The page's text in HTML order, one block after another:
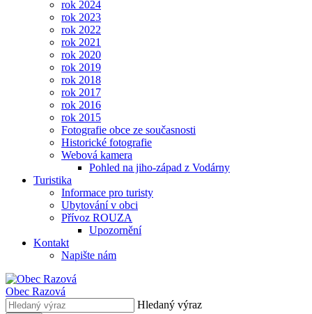
rok 2024
rok 2023
rok 2022
rok 2021
rok 2020
rok 2019
rok 2018
rok 2017
rok 2016
rok 2015
Fotografie obce ze současnosti
Historické fotografie
Webová kamera
Pohled na jiho-západ z Vodárny
Turistika
Informace pro turisty
Ubytování v obci
Přívoz ROUZA
Upozornění
Kontakt
Napište nám
Obec Razová
Hledaný výraz